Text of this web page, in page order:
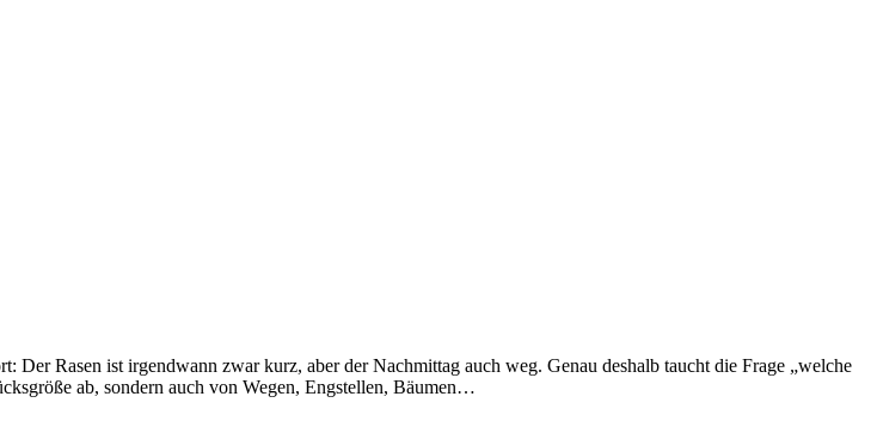
Der Rasen ist irgendwann zwar kurz, aber der Nachmittag auch weg. Genau deshalb taucht die Frage „welche
ab, sondern auch von Wegen, Engstellen, Bäumen…